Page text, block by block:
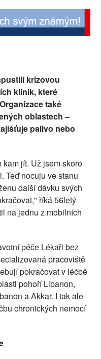
krizovou
klinik, které
také
oblastech –
palivo nebo
kam jít. Už jsem skoro
Teď nocuju ve stanu
další dávku svých
říká 56letý
na jednu z mobilních
péče Lékaři bez
pracoviště
pokračovat v léčbě
pohoří Libanon,
a Akkar. I tak ale
chronických nemocí